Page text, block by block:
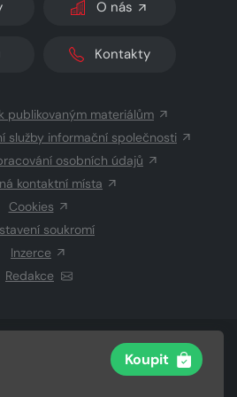
Koupit
O nás
Kontakty
publikovaným materiálům
služby informační společnosti
osobních údajů
kontaktní místa
Cookies
soukromí
Inzerce
Redakce
NEWS CENTER a.s.a dodavatelé